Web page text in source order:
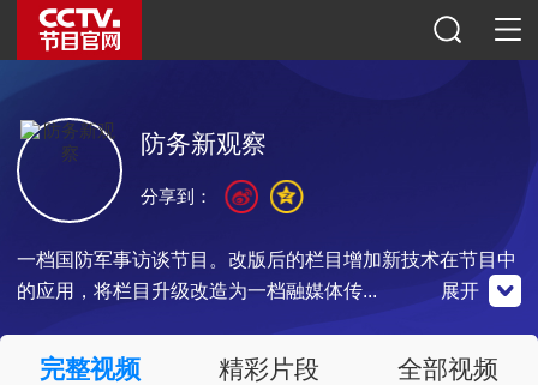
防务新观察
一档国防军事访谈节目。改版后的栏目增加新技术在节目中
的应用，将栏目升级改造为一档融媒体传...
微博 央视影音
展开
分享到：
完整视频 精彩片段 全部视频